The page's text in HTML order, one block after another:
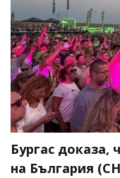
Бургас доказа,
на България